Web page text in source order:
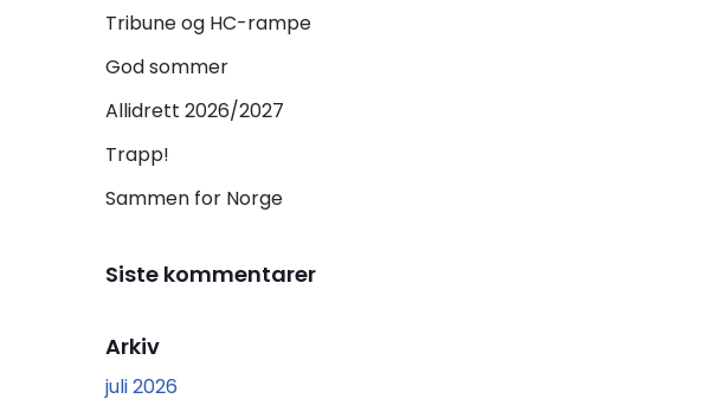
Tribune og HC-rampe
God sommer
Allidrett 2026/2027
Trapp!
Sammen for Norge
Siste kommentarer
Arkiv
juli 2026